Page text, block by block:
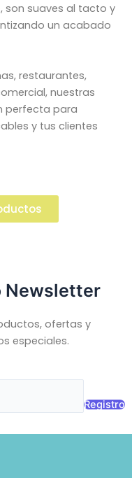
son suaves al tacto y
un acabado
restaurantes,
nuestras
perfecta para
y tus clientes
Newsletter
ofertas y
especiales.
Registro